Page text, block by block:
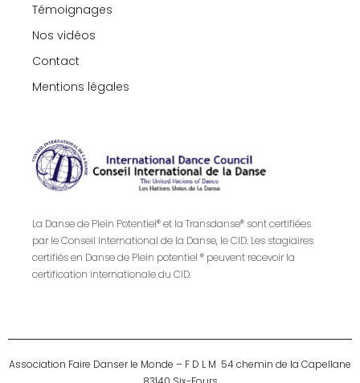
Témoignages
Nos vidéos
Contact
Mentions légales
La Danse de Plein Potentiel® et la Transdanse® sont certifiées
par le Conseil International de la Danse, le CID. Les stagiaires
certifiés en Danse de Plein potentiel ® peuvent recevoir la
certification internationale du CID.
Association Faire Danser le Monde – F D L M 54 chemin de la Capellane